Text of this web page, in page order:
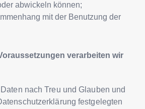
abwickeln können;
mit der Benutzung der
verarbeiten wir
nach Treu und Glauben und
festgelegten